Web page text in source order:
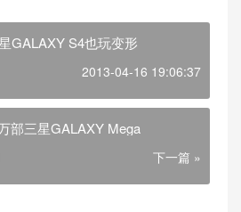
GALAXY S4也玩变形
2013-04-16 19:06:37
部三星GALAXY Mega
下一篇 »